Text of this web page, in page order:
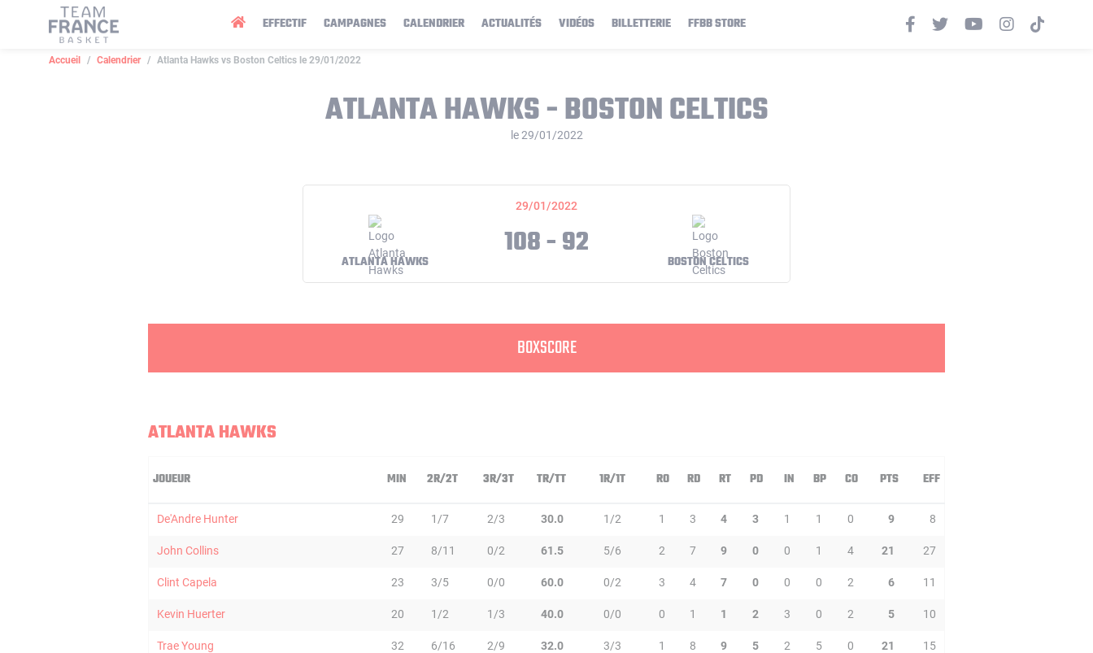
EFFECTIF CAMPAGNES CALENDRIER ACTUALITÉS VIDÉOS BILLETTERIE FFBB STORE
Accueil Calendrier Atlanta Hawks vs Boston Celtics le 29/01/2022
ATLANTA HAWKS - BOSTON CELTICS
le 29/01/2022
29/01/2022
ATLANTA HAWKS 108 - 92 BOSTON CELTICS
BOXSCORE
ATLANTA HAWKS
JOUEUR MIN 2R/2T 3R/3T TR/TT 1R/1T RO RD RT PD IN BP CO PTS EFF
De'Andre Hunter 29 1/7 2/3 30.0 1/2 1 3 4 3 1 1 0 9 8
John Collins 27 8/11 0/2 61.5 5/6 2 7 9 0 0 1 4 21 27
Clint Capela 23 3/5 0/0 60.0 0/2 3 4 7 0 0 0 2 6 11
Kevin Huerter 20 1/2 1/3 40.0 0/0 0 1 1 2 3 0 2 5 10
Trae Young 32 6/16 2/9 32.0 3/3 1 8 9 5 2 5 0 21 15
Panneau de gestion des cookies